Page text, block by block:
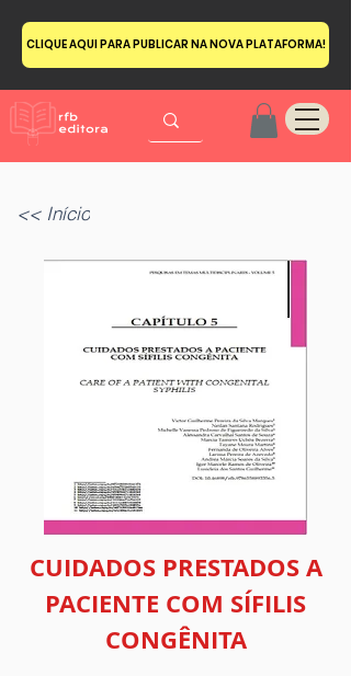
CLIQUE AQUI PARA PUBLICAR NA NOVA PLATAFORMA!
<< Início
CUIDADOS PRESTADOS A
PACIENTE COM SÍFILIS
CONGÊNITA